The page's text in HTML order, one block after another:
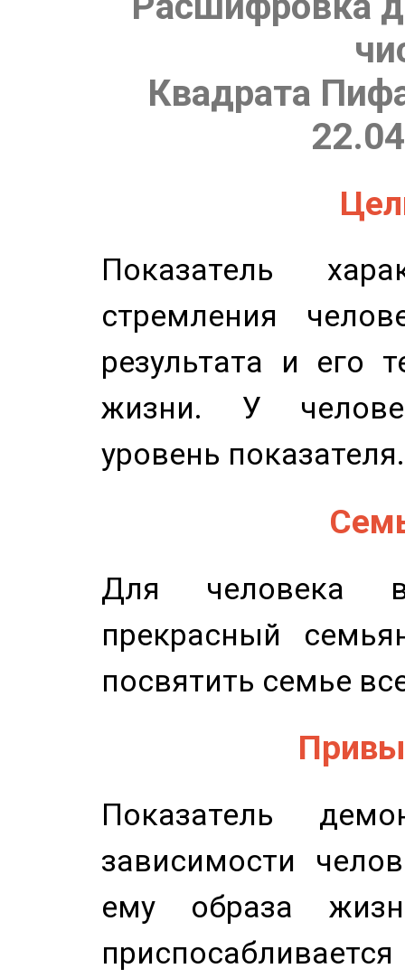
Квадрата
Показатель
стремления
результата и его
жизни. У
уровень показателя.
Для человека
прекрасный
посвятить семье
Показатель
зависимости
ему образа